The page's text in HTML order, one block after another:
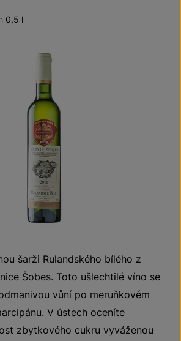
0,5 l
šarži Rulandského bílého z
Šobes. Toto ušlechtilé víno se
vůní po meruňkovém
V ústech oceníte
zbytkového cukru vyváženou